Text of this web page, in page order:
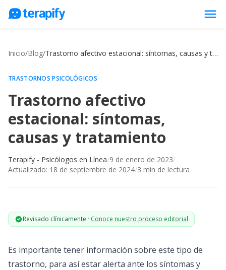
menu
Opiniones
Empresas
Preguntas frecuentes
Blog
Inicio/Blog/ Trastorno afectivo estacional: síntomas, causas y tratamiento
TRASTORNOS PSICOLÓGICOS
Trastorno afectivo
estacional: síntomas,
causas y tratamiento
Terapify - Psicólogos en Línea/9 de enero de 2023/
Actualizado: 18 de septiembre de 2024/3 min de lectura
Revisado clínicamente · Conoce nuestro proceso editorial
Es importante tener información sobre este tipo de
trastorno, para así estar alerta ante los síntomas y